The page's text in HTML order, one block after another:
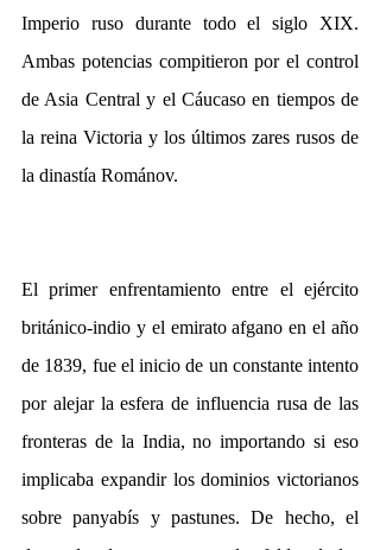
Imperio ruso durante todo el siglo XIX.
Ambas potencias compitieron por el control
de Asia Central y el Cáucaso en tiempos de
la reina Victoria y los últimos zares rusos de
la dinastía Románov.
El primer enfrentamiento entre el ejército
británico-indio y el emirato afgano en el año
de 1839, fue el inicio de un constante intento
por alejar la esfera de influencia rusa de las
fronteras de la India, no importando si eso
implicaba expandir los dominios victorianos
sobre panyabís y pastunes. De hecho, el